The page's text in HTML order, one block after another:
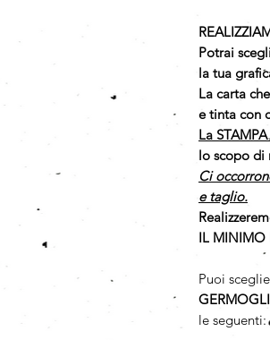
Potrai
la tua
La carta
e tinta con
La
lo scopo di
Ci
e taglio.
IL MINIMO
Puoi
le seguenti: